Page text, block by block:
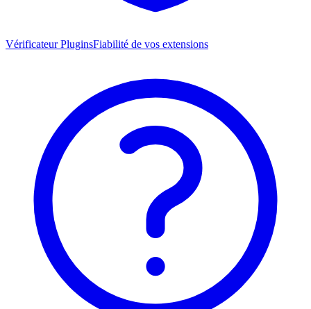
Vérificateur PluginsFiabilité de vos extensions